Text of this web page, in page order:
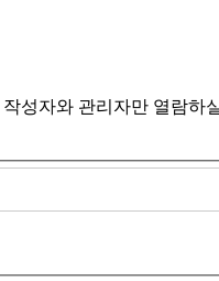
작성자와 관리자만 열람하